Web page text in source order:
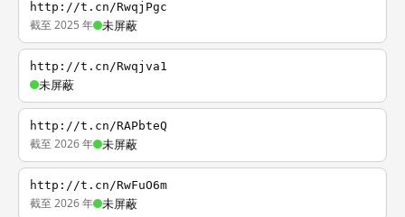
http://t.cn/RwqjPgc
截至 2025 年 未屏蔽
http://t.cn/Rwqjva1
未屏蔽
http://t.cn/RAPbteQ
截至 2026 年 未屏蔽
http://t.cn/RwFuO6m
截至 2026 年 未屏蔽